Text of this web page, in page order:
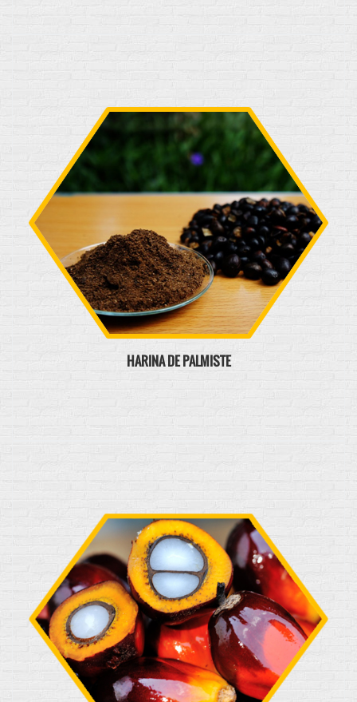
HARINA DE PALMISTE
Es la harina proteica con contenido de la grasa de la
almendra de palmiste, está destinado para el uso de
alimentos balanceados...
Ver producto
Entre nuestros productos en desarrollo tenemos jabón de
lavar LA PODEROSA, abono orgánico PALMACOMP ...
Ver producto